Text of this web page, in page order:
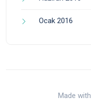
Ocak 2016
Made with